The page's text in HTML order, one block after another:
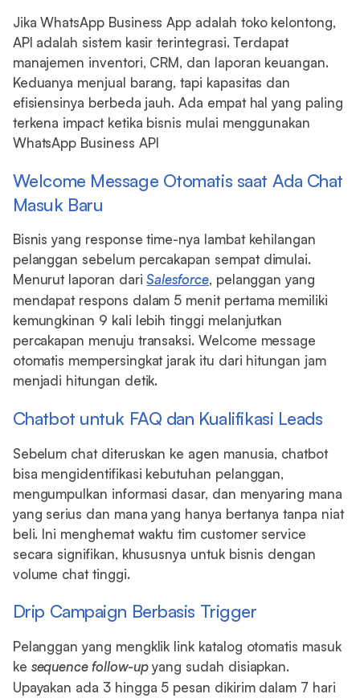
Jika WhatsApp Business App adalah toko kelontong,
API adalah sistem kasir terintegrasi. Terdapat
manajemen inventori, CRM, dan laporan keuangan.
Keduanya menjual barang, tapi kapasitas dan
efisiensinya berbeda jauh. Ada empat hal yang paling
terkena impact ketika bisnis mulai menggunakan
WhatsApp Business API
Welcome Message Otomatis saat Ada Chat
Masuk Baru
Bisnis yang response time-nya lambat kehilangan
pelanggan sebelum percakapan sempat dimulai.
Menurut laporan dariSalesforce, pelanggan yang
mendapat respons dalam 5 menit pertama memiliki
kemungkinan 9 kali lebih tinggi melanjutkan
percakapan menuju transaksi. Welcome message
otomatis mempersingkat jarak itu dari hitungan jam
menjadi hitungan detik.
Chatbot untuk FAQ dan Kualifikasi Leads
Sebelum chat diteruskan ke agen manusia, chatbot
bisa mengidentifikasi kebutuhan pelanggan,
mengumpulkan informasi dasar, dan menyaring mana
yang serius dan mana yang hanya bertanya tanpa niat
beli. Ini menghemat waktu tim customer service
secara signifikan, khususnya untuk bisnis dengan
volume chat tinggi.
Drip Campaign Berbasis Trigger
Pelanggan yang mengklik link katalog otomatis masuk
ke sequence follow-upyang sudah disiapkan.
Upayakan ada 3 hingga 5 pesan dikirim dalam 7 hari